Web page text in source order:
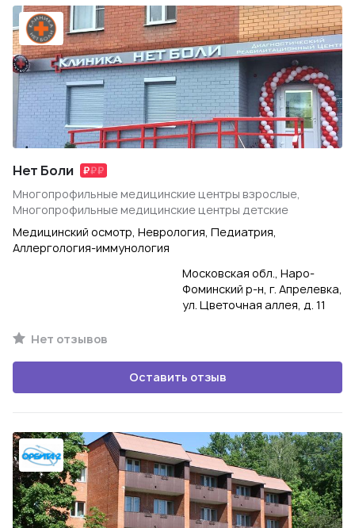
Нет Боли
Многопрофильные медицинские центры взрослые,
Многопрофильные медицинские центры детские
Медицинский осмотр, Неврология, Педиатрия,
Аллергология-иммунология
Московская обл., Наро-
Фоминский р-н, г. Апрелевка,
ул. Цветочная аллея, д. 11
Нет отзывов
Оставить отзыв